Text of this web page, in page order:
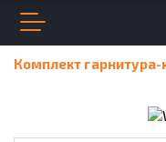
ASP
Открыть меню
Поиск по сайту
Всплывающее
Навигация по сайту
Закрыть меню
Комплект гарнитура-